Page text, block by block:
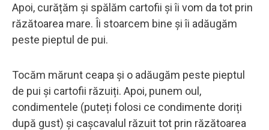
Apoi, curățăm și spălăm cartofii și îi vom da tot prin
răzătoarea mare. Îi stoarcem bine și îi adăugăm
peste pieptul de pui.
Tocăm mărunt ceapa și o adăugăm peste pieptul
de pui și cartofii răzuiți. Apoi, punem oul,
condimentele (puteți folosi ce condimente doriți
după gust) și cașcavalul răzuit tot prin răzătoarea